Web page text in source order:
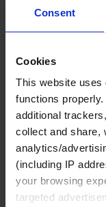
Consent
Cookies
This website uses
functions
additional
collect and share,
analytics/
(including IP
your browsing
targeted
パブリック・
利益団体＆パ
環境＆持続可
経済・社会・
芸術、文化＆
コンシューマー
スポーツ
メディア/エン
リテール、ア
旅行・ホスピ
消費財